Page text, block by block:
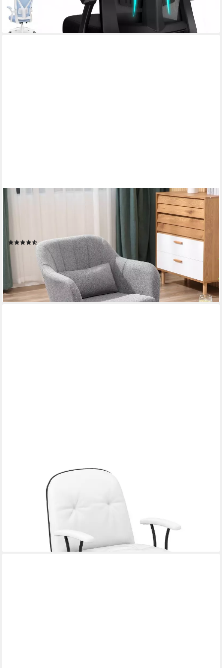
lieferbar - in 4-5 Werktagen bei dir
Relaxsessel Loungesessel mit Metallrahmen Lesesessel mit
Mikrotuch (gepolstert Drehstuhl, 1-St., höhenverstellbar
Loungesessel), für Schlafzimmer, Wohnzimmer, Grau
(15)
UVP202,90 €
-60%
lieferbar - in 2-3 Werktagen bei dir
Drehstuhl, Ergonomisch, mit gepolsterten Armlehnen & breitem
UVP
lieferbar - in 2-3 Werktagen bei dir